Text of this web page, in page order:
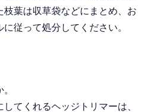
枝葉は収草袋などにまとめ、お
従って処分してください。
てくれるヘッジトリマーは、